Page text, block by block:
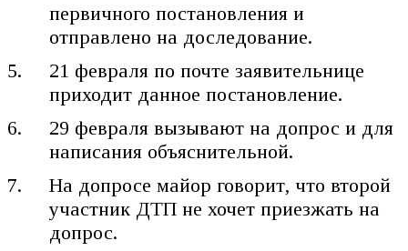
первичного постановления и
отправлено на доследование.
21 февраля по почте заявительнице
приходит данное постановление.
29 февраля вызывают на допрос и для
написания объяснительной.
На допросе майор говорит, что второй
участник ДТП не хочет приезжать на
допрос.